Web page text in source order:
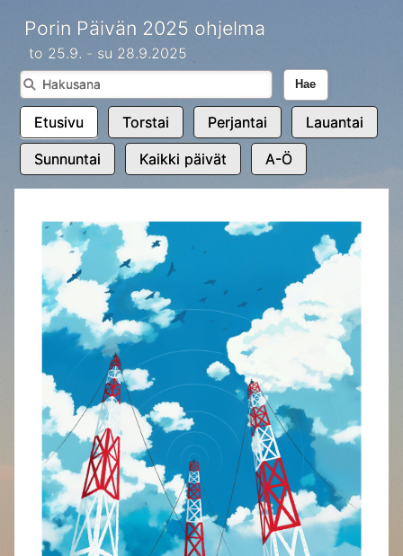
Porin Päivän 2025 ohjelma
to 25.9. - su 28.9.2025
Hae
Etusivu Torstai Perjantai Lauantai
Sunnuntai Kaikki päivät A-Ö